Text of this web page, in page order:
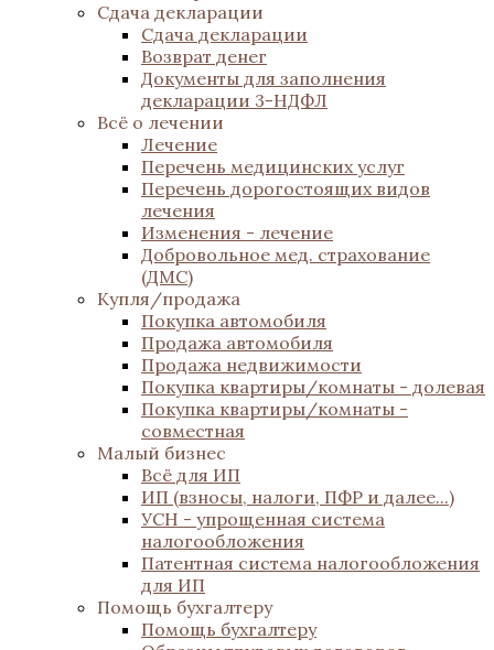
Сдача декларации
Сдача декларации
Возврат денег
Документы для заполнения
декларации 3-НДФЛ
Всё о лечении
Лечение
Перечень медицинских услуг
Перечень дорогостоящих видов
лечения
Изменения - лечение
Добровольное мед. страхование
(ДМС)
Купля/продажа
Покупка автомобиля
Продажа автомобиля
Продажа недвижимости
Покупка квартиры/комнаты - долевая
Покупка квартиры/комнаты -
совместная
Малый бизнес
Всё для ИП
ИП (взносы, налоги, ПФР и далее...)
УСН - упрощенная система
налогообложения
Патентная система налогообложения
для ИП
Помощь бухгалтеру
Помощь бухгалтеру